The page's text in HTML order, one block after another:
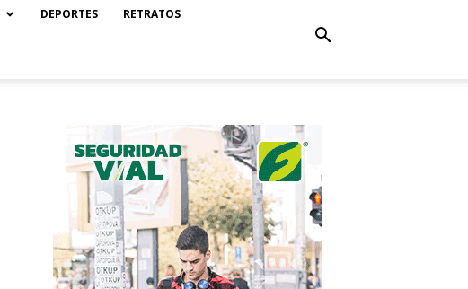
DEPORTES RETRATOS